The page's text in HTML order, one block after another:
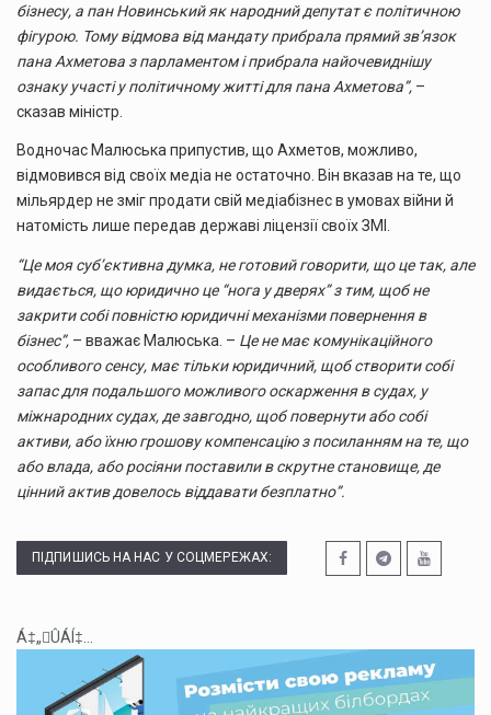
бізнесу, а пан Новинський як народний депутат є політичною
фігурою. Тому відмова від мандату прибрала прямий зв’язок
пана Ахметова з парламентом і прибрала найочевиднішу
ознаку участі у політичному житті для пана Ахметова”, –
сказав міністр.
Водночас Малюська припустив, що Ахметов, можливо,
відмовився від своїх медіа не остаточно. Він вказав на те, що
мільярдер не зміг продати свій медіабізнес в умовах війни й
натомість лише передав державі ліцензії своїх ЗМІ.
“Це моя суб’єктивна думка, не готовий говорити, що це так, але
видається, що юридично це “нога у дверях” з тим, щоб не
закрити собі повністю юридичні механізми повернення в
бізнес”, – вважає Малюська. – Це не має комунікаційного
особливого сенсу, має тільки юридичний, щоб створити собі
запас для подальшого можливого оскарження в судах, у
міжнародних судах, де завгодно, щоб повернути або собі
активи, або їхню грошову компенсацію з посиланням на те, що
або влада, або росіяни поставили в скрутне становище, де
цінний актив довелось віддавати безплатно”.
ПІДПИШИСЬ НА НАС У СОЦМЕРЕЖАХ:
Á‡„ÛÁÍ‡...